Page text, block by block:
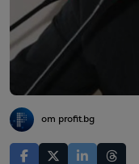
от profit.bg